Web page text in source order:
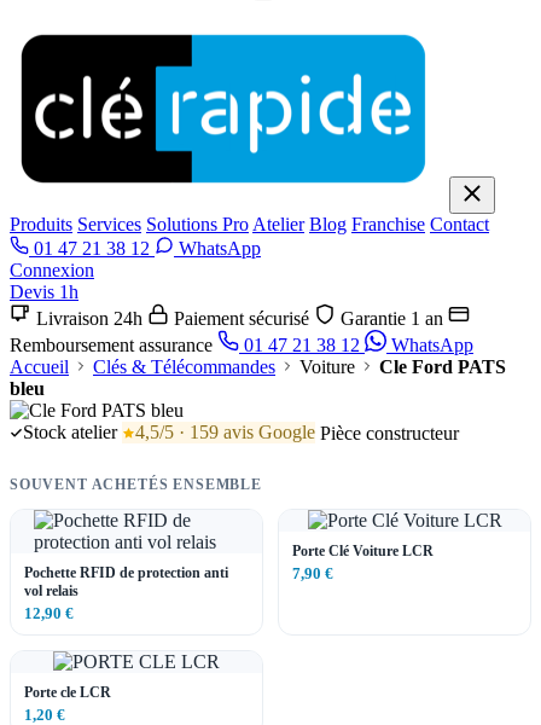
Produits Services Solutions Pro Atelier Blog Franchise Contact
01 47 21 38 12
WhatsApp
Connexion
Devis 1h
Livraison 24h
Paiement sécurisé
Garantie 1 an
Remboursement assurance
01 47 21 38 12
WhatsApp
Accueil
Clés & Télécommandes Voiture
Cle Ford PATS
bleu
Stock atelier 4,5/5 · 159 avis Google Pièce constructeur
SOUVENT ACHETÉS ENSEMBLE
Pochette RFID de protection anti
vol relais
12,90 €
Porte Clé Voiture LCR
7,90 €
Porte cle LCR
1,20 €